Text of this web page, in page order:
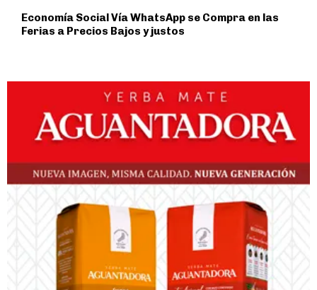
Economía Social Vía WhatsApp se Compra en las
Ferias a Precios Bajos y justos